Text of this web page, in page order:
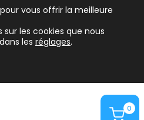
0
vous offrir la meilleure
sur les cookies que nous
les réglages.
des cookies GDPR
légales
d’utilisation
confidentialité